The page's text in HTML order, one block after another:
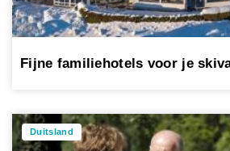
Fijne familiehotels voor je
Duitsland